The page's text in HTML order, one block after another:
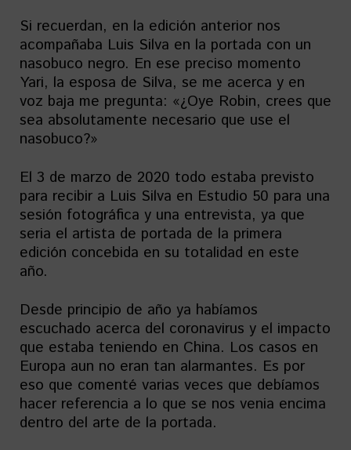
Si recuerdan, en la edición anterior nos
acompañaba Luis Silva en la portada con un
nasobuco negro. En ese preciso momento
Yari, la esposa de Silva, se me acerca y en
voz baja me pregunta: «¿Oye Robin, crees que
sea absolutamente necesario que use el
nasobuco?»
El 3 de marzo de 2020 todo estaba previsto
para recibir a Luis Silva en Estudio 50 para una
sesión fotográfica y una entrevista, ya que
seria el artista de portada de la primera
edición concebida en su totalidad en este
año.
Desde principio de año ya habíamos
escuchado acerca del coronavirus y el impacto
que estaba teniendo en China. Los casos en
Europa aun no eran tan alarmantes. Es por
eso que comenté varias veces que debíamos
hacer referencia a lo que se nos venia encima
dentro del arte de la portada.